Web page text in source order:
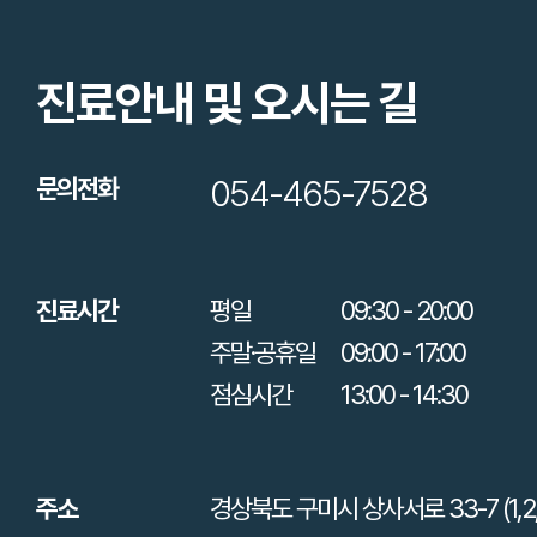
진료안내 및 오시는 길
문의전화 054-465-7528
진료시간 평일
09:30 - 20:00
주말·공휴일
09:00 - 17:00
점심시간
13:00 - 14:30
주소 경상북도 구미시 상사서로 33-7